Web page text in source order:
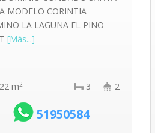
MODELO CORINTIA
LA LAGUNA EL PINO -
[Más...]
m2 2
3
51950584